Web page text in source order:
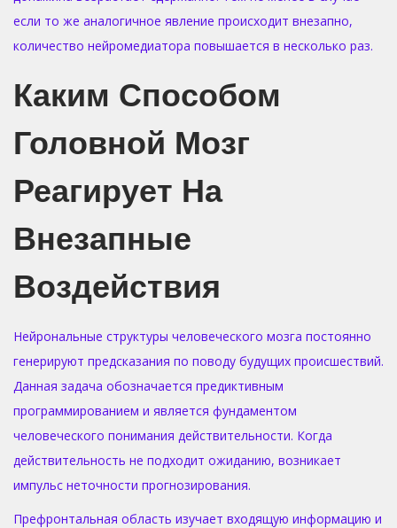
если то же аналогичное явление происходит внезапно,
количество нейромедиатора повышается в несколько раз.
Каким Способом
Головной Мозг
Реагирует На
Внезапные
Воздействия
Нейрональные структуры человеческого мозга постоянно
генерируют предсказания по поводу будущих происшествий.
Данная задача обозначается предиктивным
программированием и является фундаментом
человеческого понимания действительности. Когда
действительность не подходит ожиданию, возникает
импульс неточности прогнозирования.
Префронтальная область изучает входящую информацию и